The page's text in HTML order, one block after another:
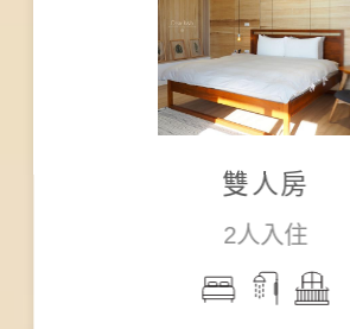
雙人房
2人入住